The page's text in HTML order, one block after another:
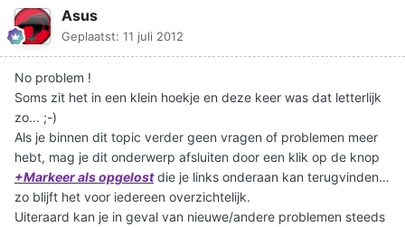
Asus
Geplaatst: 11 juli 2012
No problem !
Soms zit het in een klein hoekje en deze keer was dat letterlijk
zo... ;-)
Als je binnen dit topic verder geen vragen of problemen meer
hebt, mag je dit onderwerp afsluiten door een klik op de knop
+Markeer als opgelostdie je links onderaan kan terugvinden…
zo blijft het voor iedereen overzichtelijk.
Uiteraard kan je in geval van nieuwe/andere problemen steeds